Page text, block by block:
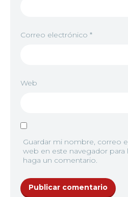
Correo electrónico *
Web
Guardar mi nombre, correo
web en este navegador para
haga un comentario.